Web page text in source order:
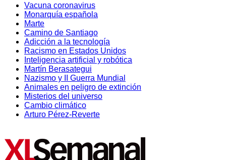
Vacuna coronavirus
Monarquía española
Marte
Camino de Santiago
Adicción a la tecnología
Racismo en Estados Unidos
Inteligencia artificial y robótica
Martín Berasategui
Nazismo y II Guerra Mundial
Animales en peligro de extinción
Misterios del universo
Cambio climático
Arturo Pérez-Reverte